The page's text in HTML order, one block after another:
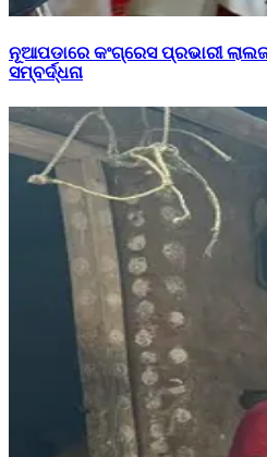
ନୂଆପଡାରେ କଂଗ୍ରେସ ପ୍ରଭାରୀ
ସମ୍ବର୍ଦ୍ଧନା